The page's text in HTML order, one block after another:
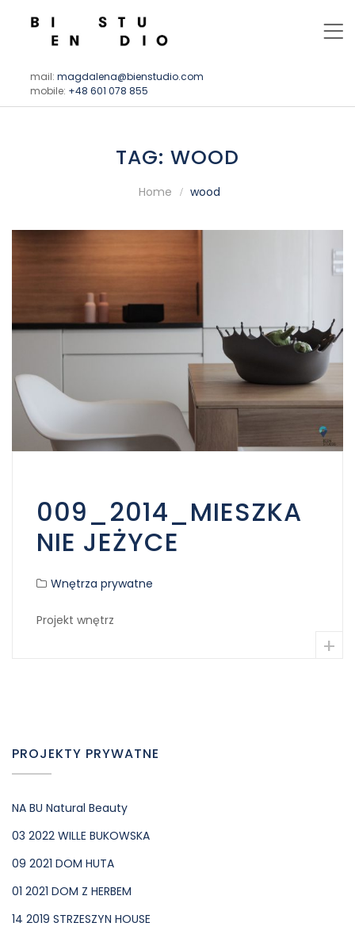
mail: magdalena@bienstudio.com
mobile: +48 601 078 855
TAG: WOOD
Home wood
009_2014_MIESZKA
NIE JEŻYCE
Wnętrza prywatne
Projekt wnętrz
+
PROJEKTY PRYWATNE
NA BU Natural Beauty
03 2022 WILLE BUKOWSKA
09 2021 DOM HUTA
01 2021 DOM Z HERBEM
14 2019 STRZESZYN HOUSE